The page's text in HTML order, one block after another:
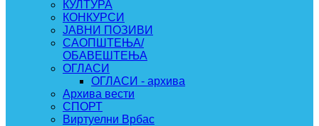
КУЛТУРА
КОНКУРСИ
ЈАВНИ ПОЗИВИ
САОПШТЕЊА/
ОБАВЕШТЕЊА
ОГЛАСИ
ОГЛАСИ - архива
Архива вести
СПОРТ
Виртуелни Врбас